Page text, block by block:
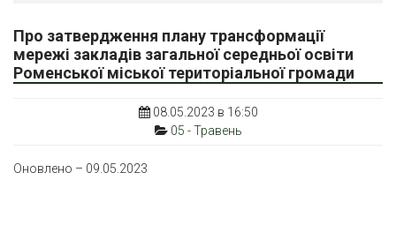
Про затвердження плану трансформації
мережі закладів загальної середньої освіти
Роменської міської територіальної громади
08.05.2023 в 16:50
05 - Травень
Оновлено – 09.05.2023